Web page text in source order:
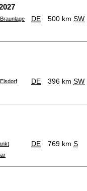
DE 500 km SW
DE 396 km SW
DE 769 km S